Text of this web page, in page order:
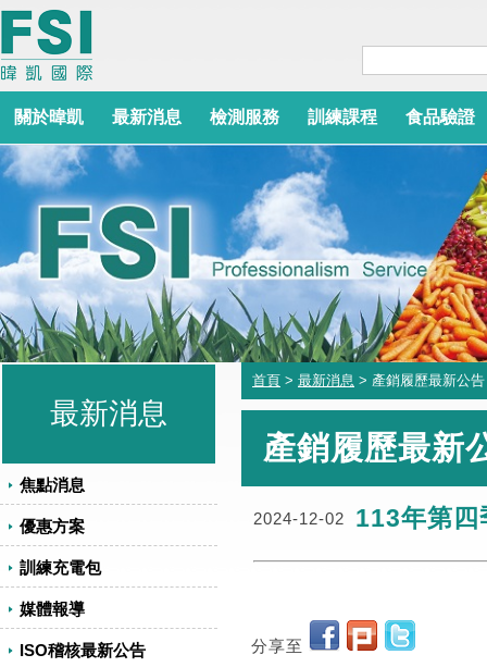
關於暐凱 最新消息 檢測服務 訓練課程 食品驗證
最新消息
焦點消息
優惠方案
訓練充電包
媒體報導
ISO稽核最新公告
首頁 > 最新消息 > 產銷履歷最新公告
產銷履歷最新
2024-12-02 113年第四
分享至